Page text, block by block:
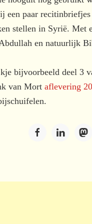
een paar
stellen in Syrië.
en natuurlijk
bijvoorbeeld deel 3
van Mort aflevering 20